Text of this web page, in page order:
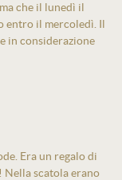
che il lunedì il
entro il mercoledì. Il
in considerazione
Era un regalo di
Nella scatola erano